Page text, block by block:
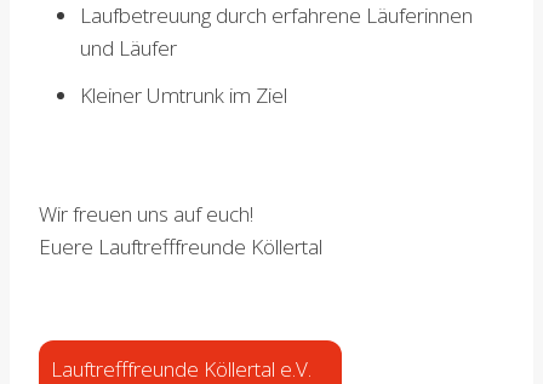
Laufbetreuung durch erfahrene Läuferinnen
und Läufer
Kleiner Umtrunk im Ziel
Wir freuen uns auf euch!
Euere Lauftrefffreunde Köllertal
Lauftrefffreunde Köllertal e.V.